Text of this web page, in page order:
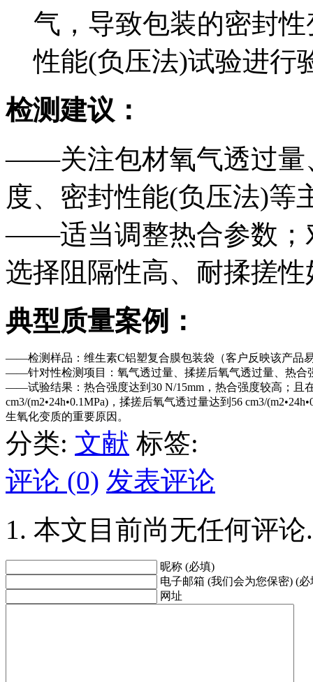
气，导致包装的密封
性能(负压法)试验进行
检测建议：
——关注包材氧气透过量
度、密封性能(负压法)等
——适当调整热合参数；
选择阻隔性高、耐揉搓
典型质量案例：
——检测样品：维生素C铝塑复合膜包装袋（客户反映该产品
——针对性检测项目：氧气透过量、揉搓后氧气透过量、热合
——试验结果：热合强度达到30 N/15mm，热合强度较高；且
cm3/(m2•24h•0.1MPa)，揉搓后氧气透过量达到56 cm3/
生氧化变质的重要原因。
分类: 文献 标签:
评论 (0) 发表评论
本文目前尚无任何评论.
昵称 (必填)
电子邮箱 (我们会为您保密) (必
网址